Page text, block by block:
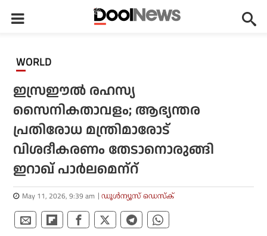
WORLD
ഇസ്രഈല്‍ രഹസ്യ
സൈനികതാവളം; ആഭ്യന്തര
പ്രതിരോധ മന്ത്രിമാരോട്
വിശദീകരണം തേടാനൊരുങ്ങി
ഇറാഖ് പാര്‍ലമെന്‌റ്
May 11, 2026, 9:39 am ഡൂള്‍ന്യൂസ് ഡെസ്‌ക്